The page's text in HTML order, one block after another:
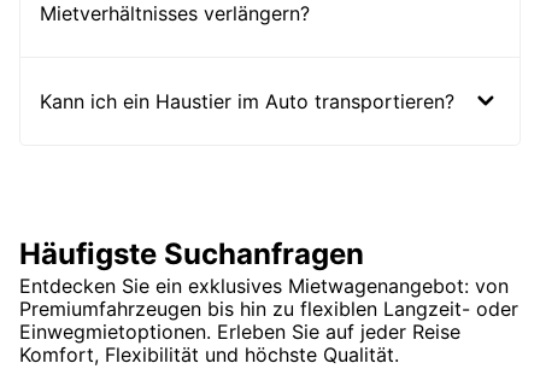
Mietverhältnisses verlängern?
Kann ich ein Haustier im Auto transportieren?
Häufigste Suchanfragen
Entdecken Sie ein exklusives Mietwagenangebot: von
Premiumfahrzeugen bis hin zu flexiblen Langzeit- oder
Einwegmietoptionen. Erleben Sie auf jeder Reise
Komfort, Flexibilität und höchste Qualität.